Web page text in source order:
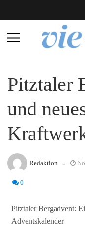
Pitztaler
und
Redaktion -
0
Pitztaler Bergadvent:
Adventskalender